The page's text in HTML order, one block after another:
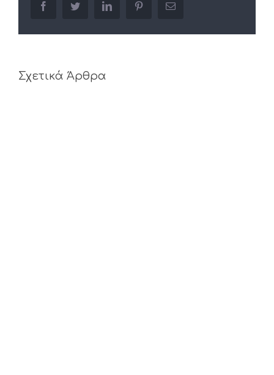
facebooktwitter linkedin pinterestEmail
Σχετικά Άρθρα